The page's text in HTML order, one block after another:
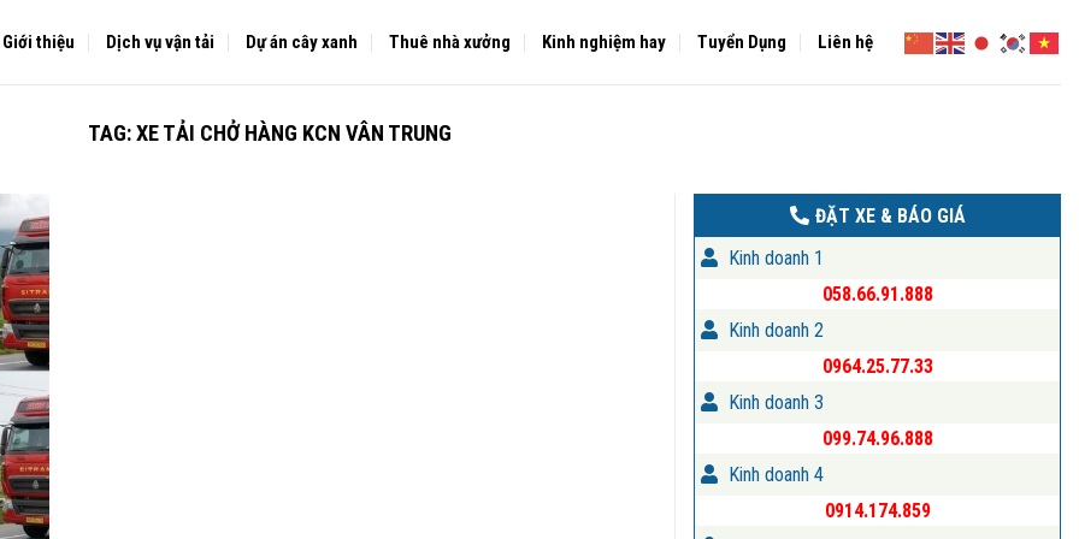
Giới thiệu Dịch vụ vận tải Dự án cây xanh Thuê nhà xưởng Kinh nghiệm hay Tuyển Dụng Liên hệ
TAG:XE TẢI CHỞ HÀNG KCN VÂN TRUNG
ĐẶT XE & BÁO GIÁ
Kinh doanh 1
058.66.91.888
Kinh doanh 2
0964.25.77.33
Kinh doanh 3
099.74.96.888
Kinh doanh 4
0914.174.859